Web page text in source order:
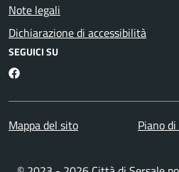
Note legali
Dichiarazione di accessibilità
SEGUICI SU
Facebook
Mappa del sito Piano